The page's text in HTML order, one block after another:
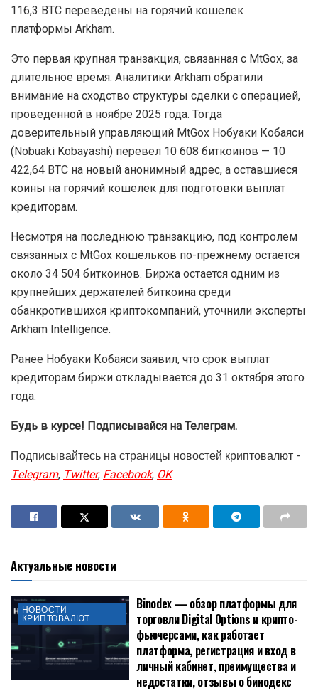
116,3 BTC переведены на горячий кошелек
платформы Arkham.
Это первая крупная транзакция, связанная с MtGox, за
длительное время. Аналитики Arkham обратили
внимание на сходство структуры сделки с операцией,
проведенной в ноябре 2025 года. Тогда
доверительный управляющий MtGox Нобуаки Кобаяси
(Nobuaki Kobayashi) перевел 10 608 биткоинов — 10
422,64 BTC на новый анонимный адрес, а оставшиеся
коины на горячий кошелек для подготовки выплат
кредиторам.
Несмотря на последнюю транзакцию, под контролем
связанных с MtGox кошельков по-прежнему остается
около 34 504 биткоинов. Биржа остается одним из
крупнейших держателей биткоина среди
обанкротившихся криптокомпаний, уточнили эксперты
Arkham Intelligence.
Ранее Нобуаки Кобаяси заявил, что срок выплат
кредиторам биржи откладывается до 31 октября этого
года.
Будь в курсе! Подписывайся на Телеграм.
Подписывайтесь на страницы новостей криптовалют -
Telegram,Twitter,Facebook,OK
Актуальные новости
НОВОСТИ
КРИПТОВАЛЮТ
Binodex — обзор платформы для
торговли Digital Options и крипто-
фьючерсами, как работает
платформа, регистрация и вход в
личный кабинет, преимущества и
недостатки, отзывы о бинодекс